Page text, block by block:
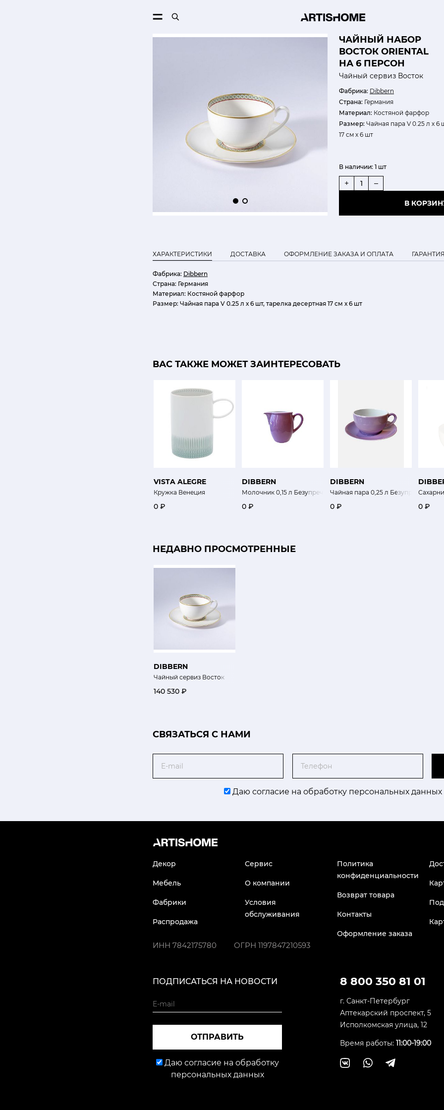
ЧАЙНЫЙ НАБОР
ВОСТОК ORIENTAL
НА 6 ПЕРСОН
Чайный сервиз Восток
Фабрика: Dibbern
Страна: Германия
Материал: Костяной фарфор
Размер: Чайная пара V 0.25 л х 6
17 см х 6 шт
В наличии: 1 шт
+ –
В
ХАРАКТЕРИСТИКИ ДОСТАВКА ОФОРМЛЕНИЕ ЗАКАЗА И ОПЛАТА ГАРАНТИЯ
Фабрика: Dibbern
Страна: Германия
Материал: Костяной фарфор
Размер: Чайная пара V 0.25 л х 6 шт, тарелка десертная 17 см х 6 шт
ВАС ТАКЖЕ МОЖЕТ ЗАИНТЕРЕСОВАТЬ
VISTA ALEGRE
Кружка Венеция
0 ₽
DIBBERN
Молочник 0,15 л Безупречный цвет
0 ₽
DIBBERN
Чайная пара 0,25 л Безупречный
0 ₽ 0 ₽
НЕДАВНО ПРОСМОТРЕННЫЕ
DIBBERN
Чайный сервиз Восток
140 530 ₽
CВЯЗАТЬСЯ С НАМИ
Даю согласие на обработку персональных данных
Декор
Мебель
Фабрики
Распродажа
Сервис
О компании
Условия
обслуживания
Политика
конфиденциальности
Возврат товара
Контакты
Оформление заказа
ИНН 7842175780 ОГРН 1197847210593
8 800 350 81 01
г. Санкт-Петербург
Аптекарский проспект, 5
Исполкомская улица, 12
Время работы: 11:00-19:00
ПОДПИСАТЬСЯ НА НОВОСТИ
ОТПРАВИТЬ
Даю согласие на обработку
персональных данных